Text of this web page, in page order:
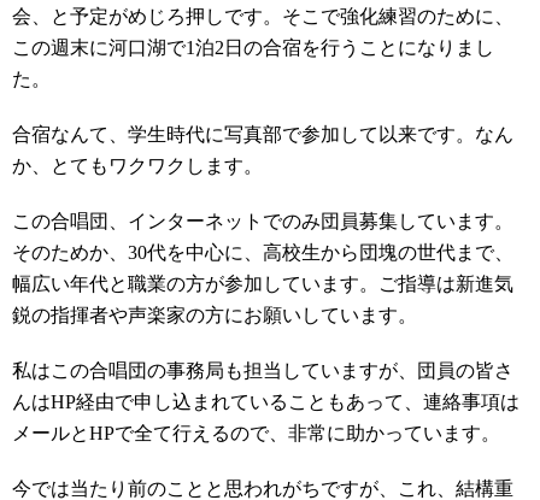
会、と予定がめじろ押しです。そこで強化練習のために、
この週末に河口湖で1泊2日の合宿を行うことになりまし
た。
合宿なんて、学生時代に写真部で参加して以来です。なん
か、とてもワクワクします。
この合唱団、インターネットでのみ団員募集しています。
そのためか、30代を中心に、高校生から団塊の世代まで、
幅広い年代と職業の方が参加しています。ご指導は新進気
鋭の指揮者や声楽家の方にお願いしています。
私はこの合唱団の事務局も担当していますが、団員の皆さ
んはHP経由で申し込まれていることもあって、連絡事項は
メールとHPで全て行えるので、非常に助かっています。
今では当たり前のことと思われがちですが、これ、結構重